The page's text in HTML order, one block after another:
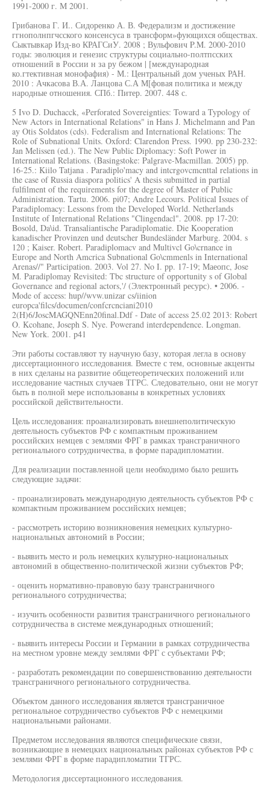
1991-2000 г. М 2001.
Грибанова Г. И.. Сидоренко А. В. Федерализм и достижение
ггнополнпгчсского консенсуса в трансформ»фующихся обществах.
Сыктывкар Изд-во КРАГСиУ. 2008 ; Вульфович P.M. 2000-2010
годы: эволюция и генезис структуры социально-полтпсских
отношений в России н за ру бежом | [международная
ко.гтективная монофафия) - М.: Центральный дом ученых РАН.
2010 : Ачкасова В.А. Ланцова С.А М[фовая политика и между
народные отношения. СПб.: Питер. 2007. 448 с.
5 Ivo D. Duchacck, «Perforated Sovereignties: Toward a Typology of
New Actors in International Relations" in Hans J. Michelmann and Pan
ay Otis Soldatos (cds). Federalism and International Relations: The
Role of Subnational Units. Oxford: Clarendon Press. 1990. pp 230-232:
Jan Melissen (ed.). The New Public Diplomacy: Soft Power in
International Relations. (Basingstoke: Palgrave-Macmillan. 2005) pp.
16-25.: Kiilo Tatjana . Paradiplo'macy and intcrgovcmcnttal relations in
the case of Russia diaspora politics' A thesis submitted in partial
fulfilment of the requirements for the degree of Master of Public
Administration. Tartu. 2006. pi07; Andre Lecours. Political Issues of
Paradiplomacy: Lessons from the Developed World. Netherlands
Institute of International Relations "Clingendacl". 2008. pp 17-20:
Bosold, Da\id. Transaliantische Paradiplomatie. Die Kooperation
kanadischer Provinzen und deutscher Bundesländer Marburg. 2004. s
120 ; Kaiser. Robert. Paradiplomacv and Multivcl Go\crnance in
Europe and North Amcrica Subnational Go\cmmenls in International
Arenas//" Participation. 2003. Vol 27. No I. pp. 17-19; Маеопс, Jose
M. Paradiplomay Revisited: Tbc structure of opportunity s of Global
Governance and regional actors,'/ (Электронный ресурс). • 2006. -
Mode of access: hup//wvw.unizar cs/iinion
europca'filcs/documen/confcrcnciani2010
2(H)6/JoscMAGQNEnn20final.Ddf - Date of access 25.02 2013: Robert
O. Kcohane, Joseph S. Nye. Powerand interdependence. Longman.
New York. 2001. p41
Эти работы составляют ту научную базу, которая легла в основу
диссертационного исследования. Вместе с тем, основные акценты
в них сделаны на развитие общетеоретических положений или
исследование частных случаев ТГРС. Следовательно, они не могут
быть в полной мере использованы в конкретных условиях
российской действительности.
Цель исследования: проанализировать внешнеполитическую
деятельность субъектов РФ с компактным проживанием
российских немцев с землями ФРГ в рамках трансграничного
регионального сотрудничества, в форме парадипломатии.
Для реализации поставленной цели необходимо было решить
следующие задачи:
- проанализировать международную деятельность субъектов РФ с
компактным проживанием российских немцев;
- рассмотреть историю возникновения немецких культурно-
национальных автономий в России;
- выявить место и роль немецких культурно-национальных
автономий в общественно-политической жизни субъектов РФ;
- оценить нормативно-правовую базу трансграничного
регионального сотрудничества;
- изучить особенности развития трансграничного регионального
сотрудничества в системе международных отношений;
- выявить интересы России и Германии в рамках сотрудничества
на местном уровне между землями ФРГ с субъектами РФ;
- разработать рекомендации по совершенствованию деятельности
трансграничного регионального сотрудничества.
Объектом данного исследования является трансграничное
региональное сотрудничество субъектов РФ с немецкими
национальными районами.
Предметом исследования являются специфические связи,
возникающие в немецких национальных районах субъектов РФ с
землями ФРГ в форме парадипломатии ТГРС.
Методология диссертационного исследования.